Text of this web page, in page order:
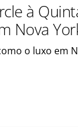
à
Nova
o luxo em